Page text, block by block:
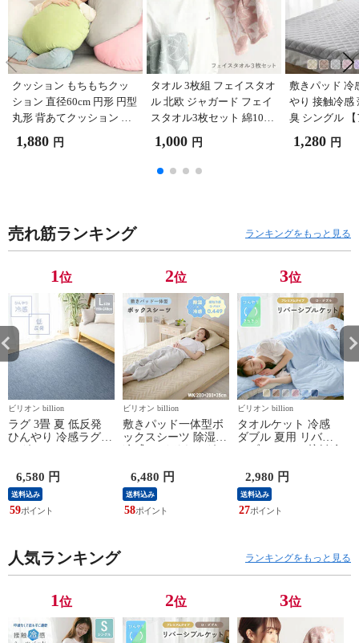
クッション もちもちクッ
ション 直径60cm 円形 円型
丸形 背あてクッション マ
0×60cm 【ブルー】
1,880 円
タオル 3枚組 フェイスタオ
ル 北欧 ジャガード フェイ
スタオル3枚セット 綿10
ンク】
1,000 円
敷きパッド 冷
やり 接触冷感
臭 シングル
1,280 円
売れ筋ランキング ランキングをもっと見る
1位
ビリオン billion
ラグ 3畳 夏 低反発
ひんやり 冷感ラグ
冷感 冷たい 抗菌防
臭 190×240cm 小さめ
【ネイビー】
6,580 円
送料込み
59
2位
ビリオン billion
敷きパッド一体型ボ
ックスシーツ 除湿
ッド 一体型 接触冷
感 強冷感 春 夏 【ナ
チュラルベージュ】
6,480 円
送料込み
58
3位
ビリオン billion
タオルケット 冷感
ダブル 夏用 リバー
max0.43 【アイスブ
ルー】
2,980 円
送料込み
27
人気ランキング ランキングをもっと見る
1位 2位 3位